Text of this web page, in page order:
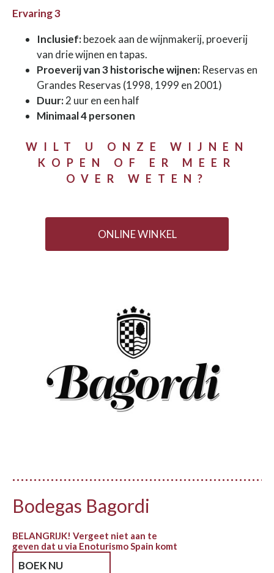
Ervaring 3
Inclusief:bezoek aan de wijnmakerij, proeverij
van drie wijnen en tapas.
Proeverij van 3 historische wijnen: Reservas en
Grandes Reservas (1998, 1999 en 2001)
Duur:2 uur en een half
Minimaal 4 personen
WILT U ONZE WIJNEN
KOPEN OF ER MEER
OVER WETEN?
ONLINE WINKEL
Bodegas Bagordi
BOEK NU
BELANGRIJK! Vergeet niet aan te
geven dat u via Enoturismo Spain komt